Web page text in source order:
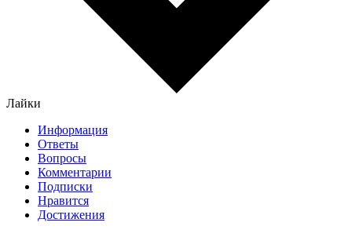
Лайки
Информация
Ответы
Вопросы
Комментарии
Подписки
Нравится
Достижения